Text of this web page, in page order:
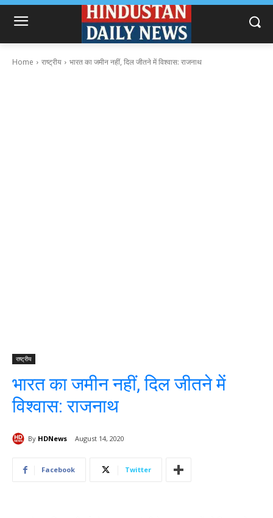
Home राष्ट्रीय भारत ​का ​जमीन नहीं, दिल जीतने में विश्वास​: राजनाथ​​​​
राष्ट्रीय
भारत ​का ​जमीन नहीं, दिल जीतने में
विश्वास​: राजनाथ​​​​
By HDNews August 14, 2020
Facebook Twitter